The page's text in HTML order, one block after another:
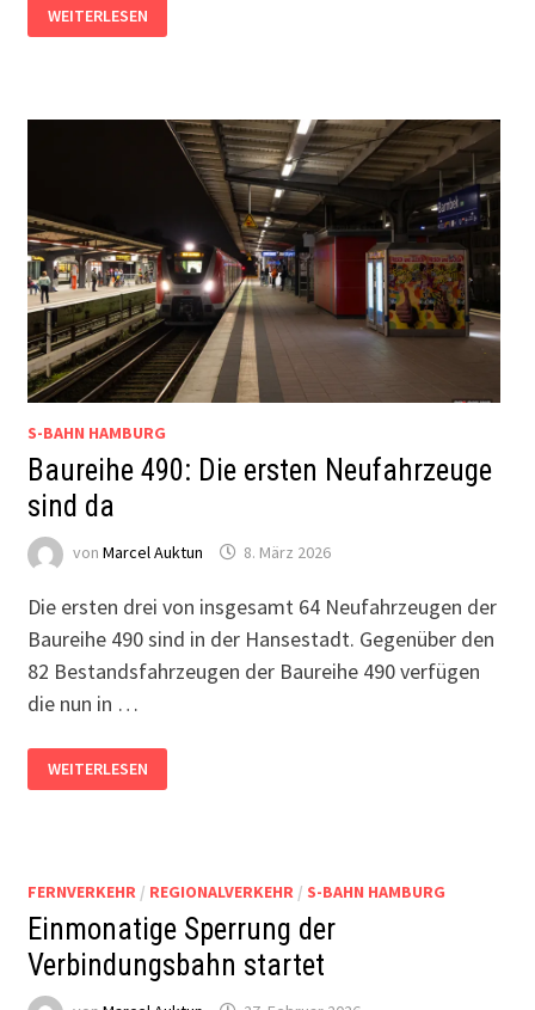
KURZMELDUNGEN
(17.04.2026)
WEITERLESEN
S-BAHN HAMBURG
Baureihe 490: Die ersten Neufahrzeuge
sind da
von Marcel Auktun 8. März 2026
Die ersten drei von insgesamt 64 Neufahrzeugen der
Baureihe 490 sind in der Hansestadt. Gegenüber den
82 Bestandsfahrzeugen der Baureihe 490 verfügen
die nun in …
BAUREIHE
490:
DIE
WEITERLESEN
FERNVERKEHR/ REGIONALVERKEHR/ S-BAHN HAMBURG
Einmonatige Sperrung der
Verbindungsbahn startet